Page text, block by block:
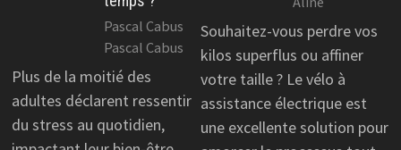
Pascal Cabus
Pascal Cabus
Plus de la moitié des
adultes déclarent ressentir
du stress au quotidien,
Souhaitez-vous perdre vos
kilos superflus ou affiner
votre taille ? Le vélo à
assistance électrique est
une excellente solution pour